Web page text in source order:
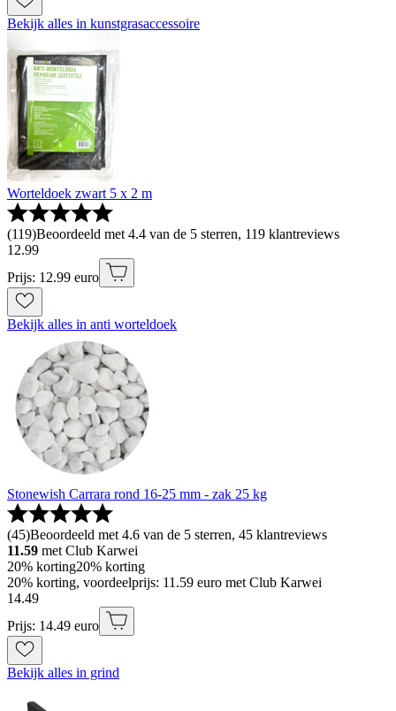
Bekijk alles in kunstgrasaccessoire
Worteldoek zwart 5 x 2 m
(119)Beoordeeld met 4.4 van de 5 sterren, 119 klantreviews
12.99
Prijs: 12.99 euro
Bekijk alles in anti worteldoek
Stonewish Carrara rond 16-25 mm - zak 25 kg
(45)Beoordeeld met 4.6 van de 5 sterren, 45 klantreviews
11.59 met Club Karwei
20% korting20% korting
20% korting, voordeelprijs: 11.59 euro met Club Karwei
14.49
Prijs: 14.49 euro
Bekijk alles in grind